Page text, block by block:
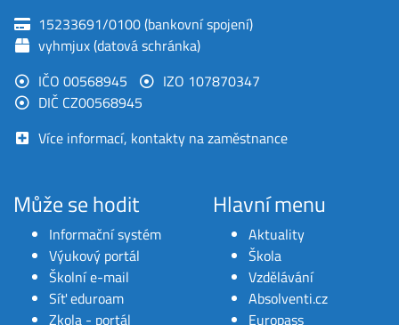
15233691/0100 (bankovní spojení)
vyhmjux (datová schránka)
IČO 00568945
IZO 107870347
DIČ CZ00568945
Více informací, kontakty na zaměstnance
Může se hodit
Informační systém
Výukový portál
Školní e-mail
Síť eduroam
Zkola - portál
Hlavní menu
Aktuality
Škola
Vzdělávání
Absolventi.cz
Europass